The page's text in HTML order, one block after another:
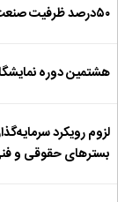
۵۰درصد ظرفیت صنعت خوراک دام فعال است
هشتمین دوره
لزوم رویکرد
بسترهای حقوقی و